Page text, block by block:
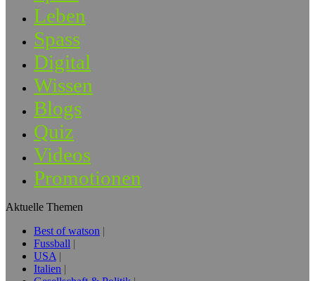
Leben
Spass
Digital
Wissen
Blogs
Quiz
Videos
Promotionen
Aktuelle Themen
Best of watson
Fussball
USA
Italien